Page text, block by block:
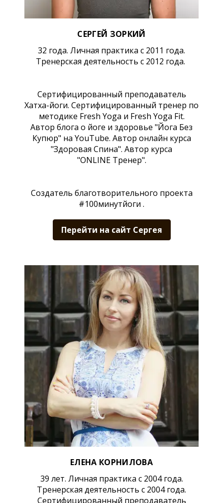
СЕРГЕЙ ЗОРКИЙ
32 года. Личная практика с 2011 года.
Тренерская деятельность с 2012 года.
Сертифицированный преподаватель
Хатха-йоги. Сертифицированный тренер по
методике Fresh Yoga и Fresh Yoga Fit.
Автор блога о йоге и здоровье "Йога Без
Купюр" на YouTube. Автор онлайн курса
"Здоровая Спина". Автор курса
"ONLINE Тренер".
Создатель благотворительного проекта
#100минутйоги .
Перейти на сайт Сергея
ЕЛЕНА КОРНИЛОВА
39 лет. Личная практика с 2004 года.
Тренерская деятельность с 2004 года.
Сертифицированный преподаватель